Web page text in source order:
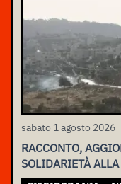
sabato 1 agosto 2026
RACCONTO,
SOLIDARIETÀ